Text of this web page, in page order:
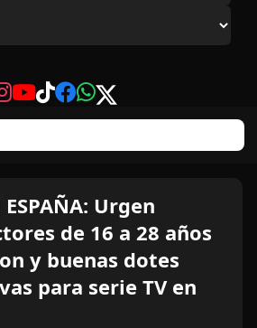
ESPAÑA: Urgen
de 16 a 28 años
y buenas dotes
para serie TV en